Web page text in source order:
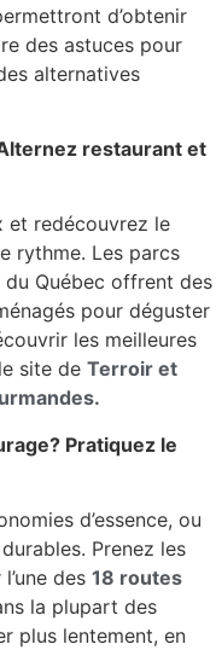
d’obtenir
des astuces pour
alternatives
restaurant et
et redécouvrez le
rythme. Les parcs
Québec offrent des
pour déguster
les meilleures
site de Terroir et
Pratiquez le
d’essence, ou
Prenez les
des 18 routes
la plupart des
plus lentement, en